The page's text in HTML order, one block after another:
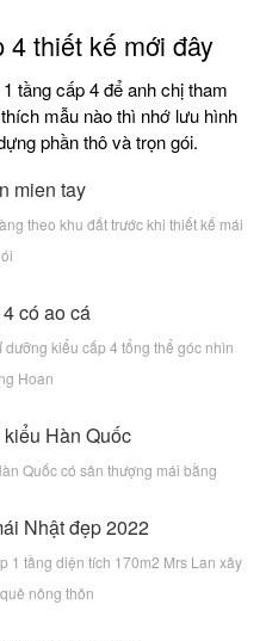
4 thiết kế mới đây
tầng cấp 4 để anh chị tham
mẫu nào thì nhớ lưu hình
phần thô và trọn gói.
theo khu đất trước khi thiết kế mái
kiểu cấp 4 tổng thể góc nhìn
Hoan
Quốc có sân thượng mái bằng
1 tầng diện tích 170m2 Mrs Lan xây
nông thôn